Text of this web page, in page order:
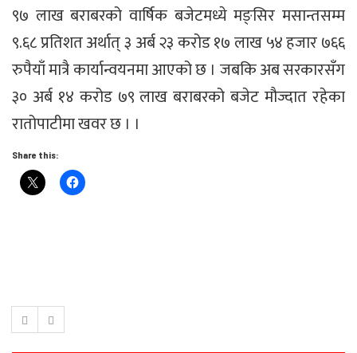
९७ लाख बराबरको वार्षिक बजेटमध्ये मङ्सिर मसान्तसम्म
९.६८ प्रतिशत अर्थात् ३ अर्ब २३ करोड १७ लाख ५४ हजार ७६६
रुपैयाँ मात्रै कार्यान्वयनमा आएको छ । जबकि अब सरकारसँग
३० अर्ब १४ करोड ७९ लाख बराबरको बजेट मौज्दात रहेका
रातोपाटीमा खवर छ । ।
Share this: